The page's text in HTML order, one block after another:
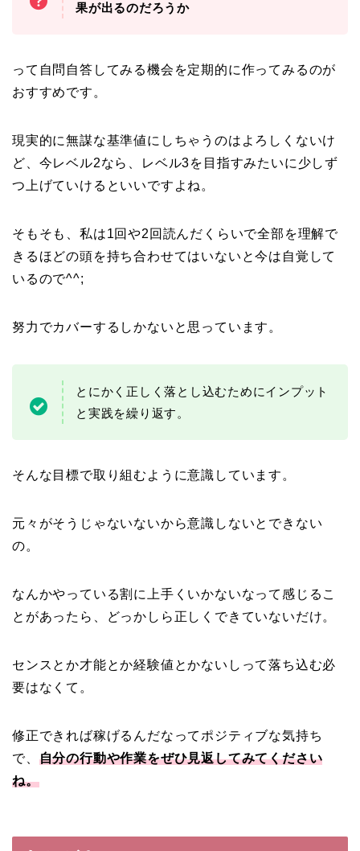
果が出るのだろうか
って自問自答してみる機会を定期的に作ってみるのが
おすすめです。
現実的に無謀な基準値にしちゃうのはよろしくないけ
ど、今レベル2なら、レベル3を目指すみたいに少しず
つ上げていけるといいですよね。
そもそも、私は1回や2回読んだくらいで全部を理解で
きるほどの頭を持ち合わせてはいないと今は自覚して
いるので^^;
努力でカバーするしかないと思っています。
とにかく正しく落とし込むためにインプット
と実践を繰り返す。
そんな目標で取り組むように意識しています。
元々がそうじゃないないから意識しないとできない
の。
なんかやっている割に上手くいかないなって感じるこ
とがあったら、どっかしら正しくできていないだけ。
センスとか才能とか経験値とかないしって落ち込む必
要はなくて。
修正できれば稼げるんだなってポジティブな気持ち
で、 自分の行動や作業をぜひ見返してみてください
ね。